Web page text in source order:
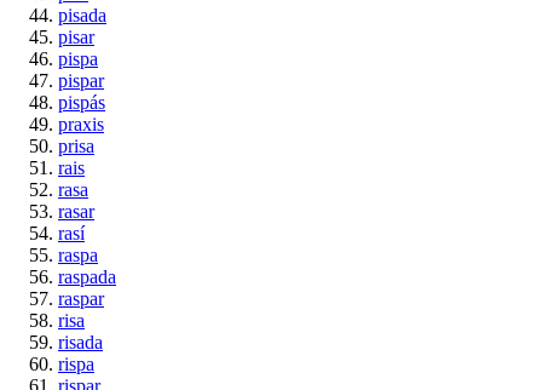
pisada
pisar
pispa
pispar
pispás
praxis
prisa
rais
rasa
rasar
rasí
raspa
raspada
raspar
risa
risada
rispa
rispar